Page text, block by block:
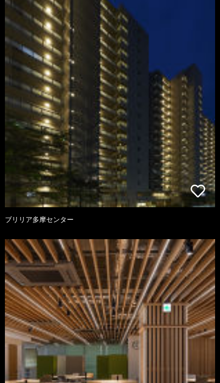
ブリリア多摩センター